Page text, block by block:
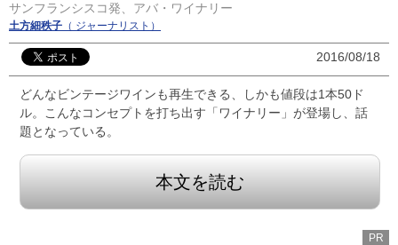
サンフランシスコ発、アバ・ワイナリー
土方細秩子 （ ジャーナリスト）
2016/08/18
どんなビンテージワインも再生できる、しかも値段は1本50ド
ル。こんなコンセプトを打ち出す「ワイナリー」が登場し、話
題となっている。
本文を読む
PR